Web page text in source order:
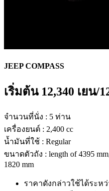
JEEPCOMPASS
เริ่มต้น 12,340 เยน/
จำนวนที่นั่ง : 5 ท่าน
เครื่องยนต์ : 2,400 cc
น้ำมันที่ใช้ : Regular
ขนาดตัวถัง : length of 4395
1820 mm
ราคาดังกล่าวใช้ได้ระห